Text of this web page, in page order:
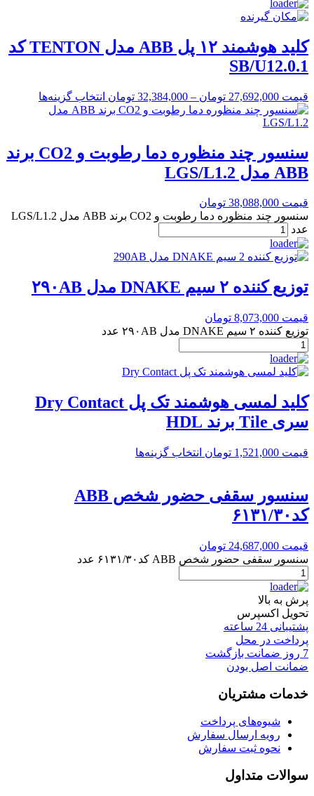
کلید هوشمند ۱۲ پل ABB مدل TENTON کد
SB/U12.0.1
قیمت 27,692,000 تومان –
32,384,000 تومان انتخاب گزینه‌ها
سنسور چند منظوره دما رطوبت و CO2 برند
ABB مدل LGS/L1.2
قیمت 38,088,000 تومان
سنسور چند منظوره دما رطوبت و CO2 برند ABB مدل LGS/L1.2
عدد
توزیع کننده ۲ سیم DNAKE مدل ۲۹۰AB
قیمت 8,073,000 تومان
توزیع کننده ۲ سیم DNAKE مدل ۲۹۰AB عدد
کلید لمسی هوشمند تک پل Dry Contact
سری Tile برند HDL
قیمت 1,521,000 تومان انتخاب گزینه‌ها
سنسور سقفی حضور شخص ABB
کد۶۱۳۱/۳۰
قیمت 24,687,000 تومان
سنسور سقفی حضور شخص ABB کد۶۱۳۱/۳۰ عدد
پرش به بالا
تحویل اکسپرس
پشتیبانی 24 ساعته
پرداخت در محل
7 روز ضمانت بازگشت
ضمانت اصل بودن
خدمات مشتریان
شیوه‌های پرداخت
رویه ارسال سفارش
نحوه ثبت سفارش
سوالات متداول